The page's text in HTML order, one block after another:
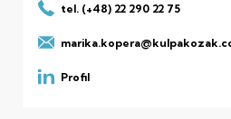
tel. (+48) 22 290 22 75
Profil